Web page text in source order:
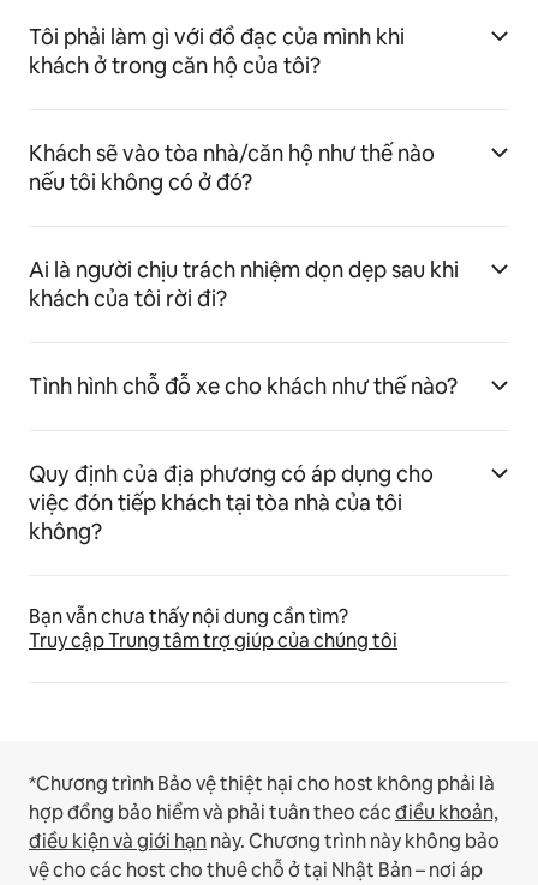
Tôi phải làm gì với đồ đạc của mình khi
khách ở trong căn hộ của tôi?
Khách sẽ vào tòa nhà/căn hộ như thế nào
nếu tôi không có ở đó?
Ai là người chịu trách nhiệm dọn dẹp sau khi
khách của tôi rời đi?
Tình hình chỗ đỗ xe cho khách như thế nào?
Quy định của địa phương có áp dụng cho
việc đón tiếp khách tại tòa nhà của tôi
không?
Bạn vẫn chưa thấy nội dung cần tìm?
Truy cập Trung tâm trợ giúp của chúng tôi
*Chương trình Bảo vệ thiệt hại cho host không phải là
hợp đồng bảo hiểm và phải tuân theo cácđiều khoản,
điều kiện và giới hạnnày.Chương trình này không bảo
vệ cho các host cho thuê chỗ ở tại Nhật Bản – nơi áp